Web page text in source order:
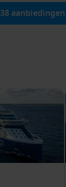
aanbiedingen